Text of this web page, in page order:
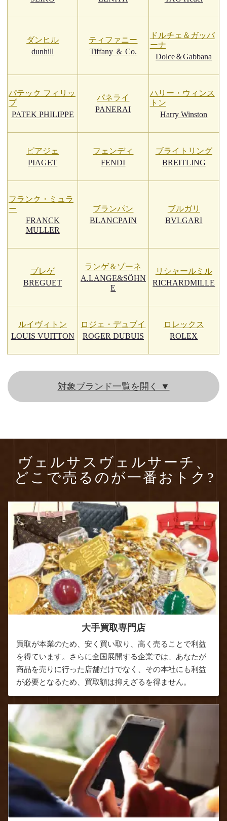
ダンヒル
dunhill
ティファニー
Tiffany ＆ Co.
ドルチェ＆ガッバ
ーナ
Dolce＆Gabbana
パテック フィリッ
プ
PATEK PHILIPPE
パネライ
PANERAI
ハリー・ウィンス
トン
Harry Winston
ピアジェ
PIAGET
フェンディ
FENDI
ブライトリング
BREITLING
フランク・ミュラ
ー
FRANCK
MULLER
ブランパン
BLANCPAIN
ブルガリ
BVLGARI
ブレゲ
BREGUET
ランゲ＆ゾーネ
A.LANGE&SÖHN
E
リシャールミル
RICHARDMILLE
ルイヴィトン
LOUIS VUITTON
ロジェ・デュブイ
ROGER DUBUIS
ロレックス
ROLEX
ヴェルサスヴェルサーチ、
どこで売るのが一番おトク?
大手買取専門店
買取が本業のため、安く買い取り、高く売ることで利益
を得ています。さらに全国展開する企業では、あなたが
商品を売りに行った店舗だけでなく、その本社にも利益
が必要となるため、買取額は抑えざるを得ません。